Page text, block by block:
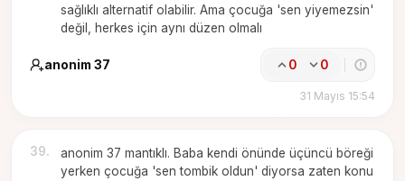
sağlıklı alternatif olabilir. Ama çocuğa 'sen yiyemezsin'
değil, herkes için aynı düzen olmalı
anonim 37 0 0
31 Mayıs 15:54
39.
anonim 37 mantıklı. Baba kendi önünde üçüncü böreği
yerken çocuğa 'sen tombik oldun' diyorsa zaten konu